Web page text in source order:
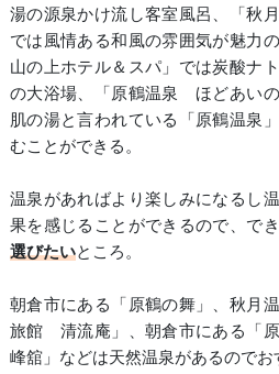
湯の源泉かけ流し客室風呂、「
では風情ある和風の雰囲気が魅力
山の上ホテル＆スパ」では炭酸ナ
の大浴場、「原鶴温泉 ほどあい
肌の湯と言われている「原鶴温泉
むことができる。
温泉があればより楽しみになるし
果を感じることができるので、で
選びたいところ。
朝倉市にある「原鶴の舞」、秋月
旅館 清流庵」、朝倉市にある「
峰舘」などは天然温泉があるのでお